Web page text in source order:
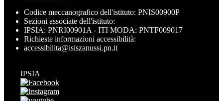
Codice meccanografico dell'istituto: PNIS00900P
Sezioni associate dell'istituto:
IPSIA: PNRI00901A - ITI MODA: PNTF009017
Richieste informazioni accessibilità:
accessibilita@isiszanussi.pn.it
IPSIA